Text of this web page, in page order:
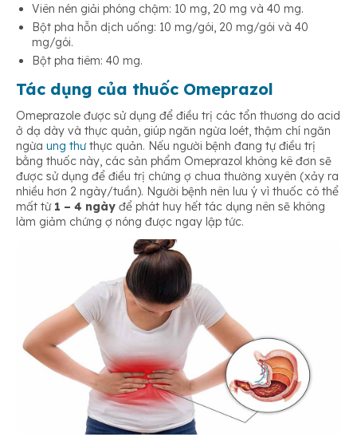
Viên nén giải phóng chậm: 10 mg, 20 mg và 40 mg.
Bột pha hỗn dịch uống: 10 mg/gói, 20 mg/gói và 40
mg/gói.
Bột pha tiêm: 40 mg.
Tác dụng của thuốc Omeprazol
Omeprazole được sử dụng để điều trị các tổn thương do acid
ở dạ dày và thực quản, giúp ngăn ngừa loét, thậm chí ngăn
ngừa ung thưthực quản. Nếu người bệnh đang tự điều trị
bằng thuốc này, các sản phẩm Omeprazol không kê đơn sẽ
được sử dụng để điều trị chứng ợ chua thường xuyên (xảy ra
nhiều hơn 2 ngày/tuần). Người bệnh nên lưu ý vì thuốc có thể
mất từ​​1 – 4 ngày để phát huy hết tác dụng nên sẽ không
làm giảm chứng ợ nóng được ngay lập tức.